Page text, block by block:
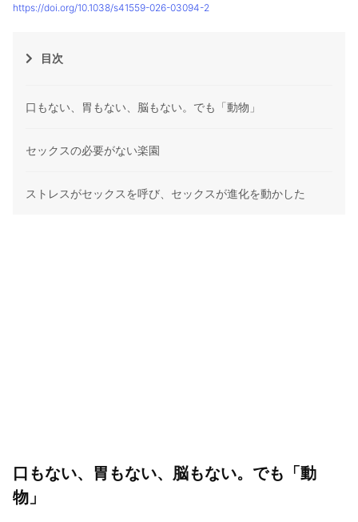
https://doi.org/10.1038/s41559-026-03094-2
目次
口もない、胃もない、脳もない。でも「動物」
セックスの必要がない楽園
ストレスがセックスを呼び、セックスが進化を動かした
口もない、胃もない、脳もない。でも「動
物」